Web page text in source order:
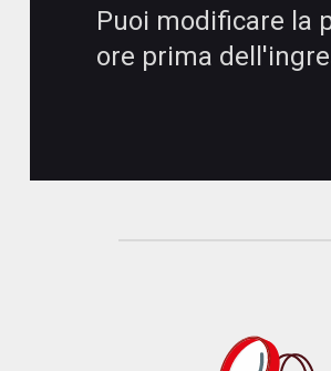
Puoi modificare la
ore prima